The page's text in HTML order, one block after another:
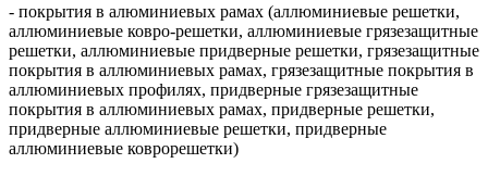
- покрытия в алюминиевых рамах (аллюминиевые решетки,
аллюминиевые ковро-решетки, аллюминиевые грязезащитные
решетки, аллюминиевые придверные решетки, грязезащитные
покрытия в аллюминиевых рамах, грязезащитные покрытия в
аллюминиевых профилях, придверные грязезащитные
покрытия в аллюминиевых рамах, придверные решетки,
придверные аллюминиевые решетки, придверные
аллюминиевые коврорешетки)